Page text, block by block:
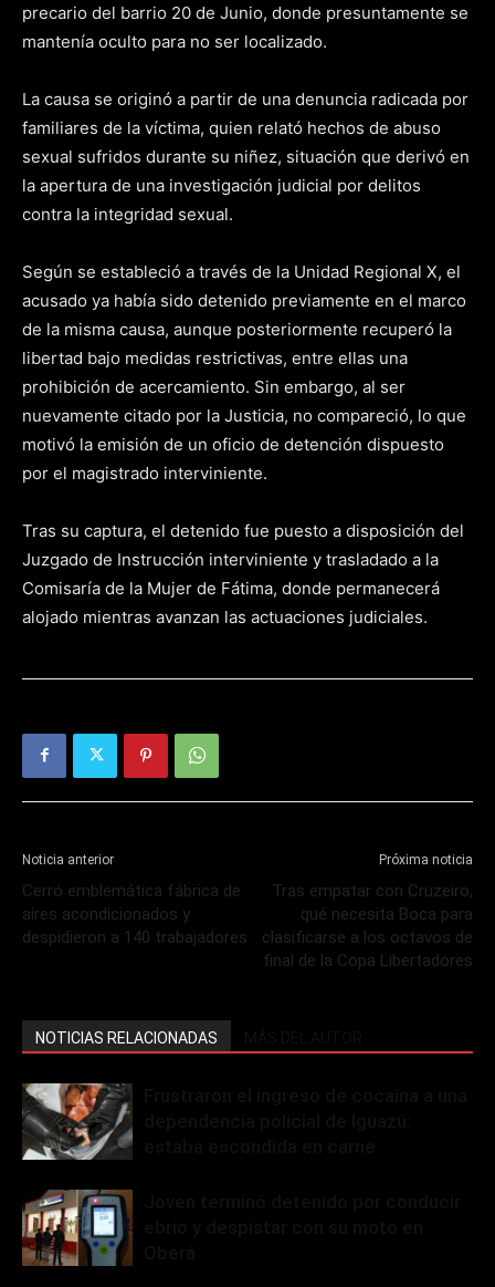
precario del barrio 20 de Junio, donde presuntamente se
mantenía oculto para no ser localizado.
La causa se originó a partir de una denuncia radicada por
familiares de la víctima, quien relató hechos de abuso
sexual sufridos durante su niñez, situación que derivó en
la apertura de una investigación judicial por delitos
contra la integridad sexual.
Según se estableció a través de la Unidad Regional X, el
acusado ya había sido detenido previamente en el marco
de la misma causa, aunque posteriormente recuperó la
libertad bajo medidas restrictivas, entre ellas una
prohibición de acercamiento. Sin embargo, al ser
nuevamente citado por la Justicia, no compareció, lo que
motivó la emisión de un oficio de detención dispuesto
por el magistrado interviniente.
Tras su captura, el detenido fue puesto a disposición del
Juzgado de Instrucción interviniente y trasladado a la
Comisaría de la Mujer de Fátima, donde permanecerá
alojado mientras avanzan las actuaciones judiciales.
Noticia anterior
Cerró emblemática fábrica de
aires acondicionados y
despidieron a 140 trabajadores
Próxima noticia
Tras empatar con Cruzeiro,
qué necesita Boca para
clasificarse a los octavos de
final de la Copa Libertadores
NOTICIAS RELACIONADAS